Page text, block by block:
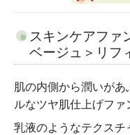
スキンケアファ
ベージュ＞リフ
肌の内側から潤いが
ルなツヤ肌仕上げファ
乳液のようなテクスチ